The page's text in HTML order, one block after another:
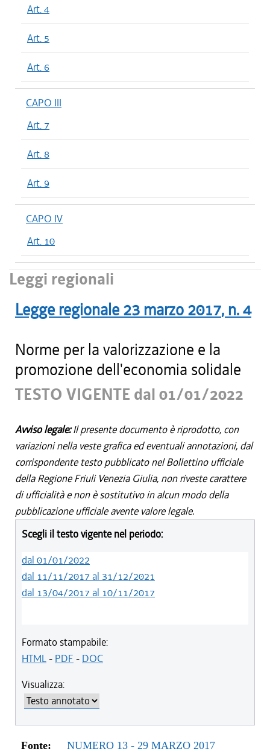
Art. 4
Art. 5
Art. 6
CAPO III
Art. 7
Art. 8
Art. 9
CAPO IV
Art. 10
Leggi regionali
Legge regionale 23 marzo 2017, n.4
Norme per la valorizzazione e la
promozione dell'economia solidale
TESTO VIGENTE dal 01/01/2022
Avviso legale:Il presente documento è riprodotto, con
variazioni nella veste grafica ed eventuali annotazioni, dal
corrispondente testo pubblicato nel Bollettino ufficiale
della Regione Friuli Venezia Giulia, non riveste carattere
di ufficialità e non è sostitutivo in alcun modo della
pubblicazione ufficiale avente valore legale.
Scegli il testo vigente nel periodo:
dal 01/01/2022
dal 11/11/2017 al 31/12/2021
dal 13/04/2017 al 10/11/2017
Formato stampabile:
HTML- PDF - DOC
Visualizza:
Fonte: NUMERO 13 - 29 MARZO 2017